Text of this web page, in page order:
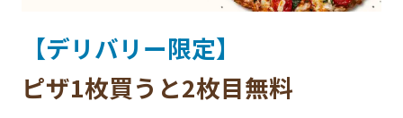
【デリバリー限定】
ピザ1枚買うと2枚目無料